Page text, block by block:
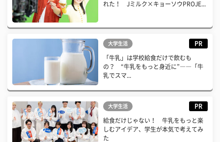
れた！ Jミルク×キョーソウPROJE...
大学生活 PR
「牛乳」は学校給食だけで飲むも
の？ “牛乳をもっと身近に”――「牛
乳でスマ...
大学生活 PR
給食だけじゃない！ 牛乳をもっと楽
しむアイデア、学生が本気で考えてみ
た